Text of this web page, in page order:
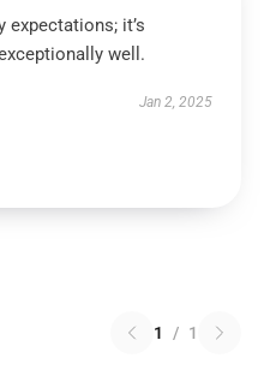
it’s
well.
Jan 2, 2025
1 / 1